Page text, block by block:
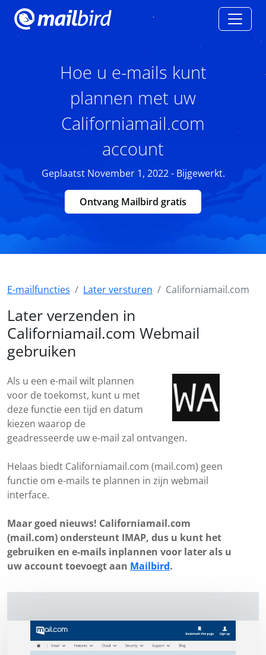
Hoe u e-mails kunt
plannen met uw
Californiamail.com
account
Geplaatst November 1, 2022 - Bijgewerkt.
Ontvang Mailbird gratis
E-mailfuncties Later versturen Californiamail.com
Later verzenden in
Californiamail.com Webmail
gebruiken
Als u een e-mail wilt plannen
voor de toekomst, kunt u met
deze functie een tijd en datum
kiezen waarop de
geadresseerde uw e-mail zal ontvangen.
Helaas biedt Californiamail.com (mail.com) geen
functie om e-mails te plannen in zijn webmail
interface.
Maar goed nieuws! Californiamail.com
(mail.com) ondersteunt IMAP, dus u kunt het
gebruiken en e-mails inplannen voor later als u
uw account toevoegt aan Mailbird.